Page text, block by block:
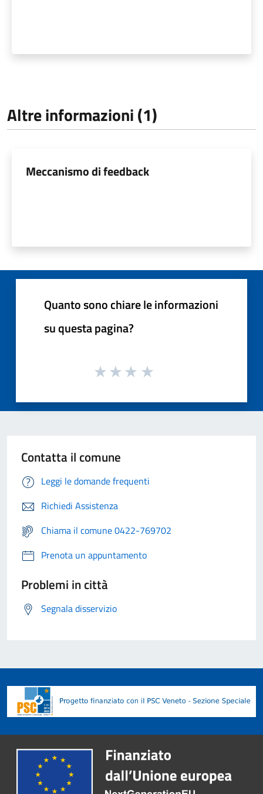
Altre informazioni (1)
Meccanismo di feedback
Quanto sono chiare le informazioni
su questa pagina?
Contatta il comune
Leggi le domande frequenti
Richiedi Assistenza
Chiama il comune 0422-769702
Prenota un appuntamento
Problemi in città
Segnala disservizio